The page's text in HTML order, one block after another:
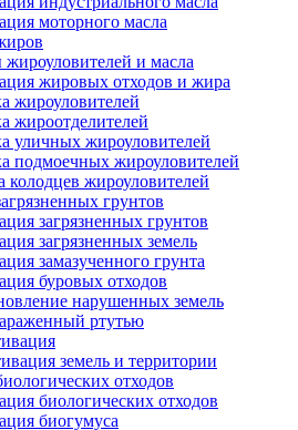
моторного масла
и масла
жировых отходов и жира
жироуловителей
жироотделителей
уличных жироуловителей
подмоечных жироуловителей
колодцев жироуловителей
грунтов
загрязненных грунтов
загрязненных земель
замазученного грунта
буровых отходов
нарушенных земель
ртутью
земель и территории
отходов
биологических отходов
биогумуса